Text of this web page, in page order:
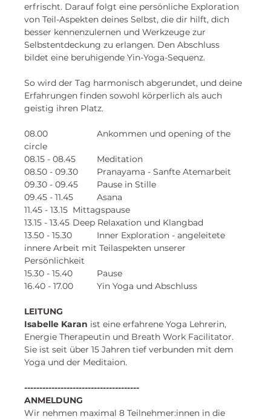
erfrischt. Darauf folgt eine persönliche Exploration
von Teil-Aspekten deines Selbst, die dir hilft, dich
besser kennenzulernen und Werkzeuge zur
Selbstentdeckung zu erlangen. Den Abschluss
bildet eine beruhigende Yin-Yoga-Sequenz.
So wird der Tag harmonisch abgerundet, und deine
Erfahrungen finden sowohl körperlich als auch
geistig ihren Platz.
08.00              	Ankommen und opening of the
circle
08.15 - 08.45	Meditation
08.50 - 09.30	Pranayama - Sanfte Atemarbeit
09.30 - 09.45	Pause in Stille
09.45 - 11.45	Asana
11.45 - 13.15	Mittagspause
13.15 - 13.45	Deep Relaxation und Klangbad
13.50 - 15.30	Inner Exploration - angeleitete
innere Arbeit mit Teilaspekten unserer
Persönlichkeit
15.30 - 15.40	Pause
16.40 - 17.00	Yin Yoga und Abschluss
LEITUNG
Isabelle Karan ist eine erfahrene Yoga Lehrerin,
Energie Therapeutin und Breath Work Facilitator.
Sie ist seit über 15 Jahren tief verbunden mit dem
Yoga und der Meditaion.
--------------------------------------
ANMELDUNG
Wir nehmen maximal 8 Teilnehmer:innen in die